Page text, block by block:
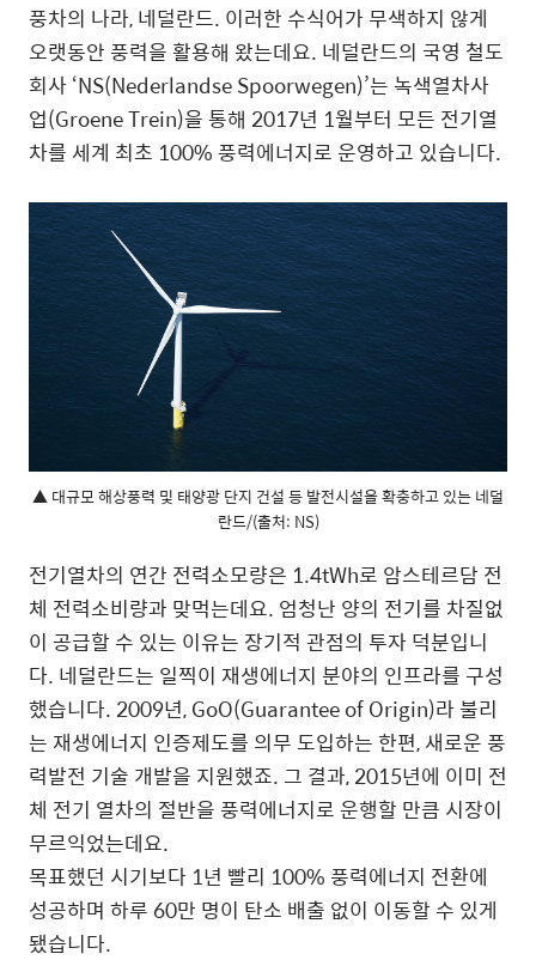
풍차의 나라, 네덜란드. 이러한 수식어가 무색하지 않게
오랫동안 풍력을 활용해 왔는데요. 네덜란드의 국영 철도
회사 ‘NS(Nederlandse Spoorwegen)’는 녹색열차사
업(Groene Trein)을 통해 2017년 1월부터 모든 전기열
차를 세계 최초 100% 풍력에너지로 운영하고 있습니다.
▲ 대규모 해상풍력 및 태양광 단지 건설 등 발전시설을 확충하고 있는 네덜
란드/(출처: NS)
전기열차의 연간 전력소모량은 1.4tWh로 암스테르담 전
체 전력소비량과 맞먹는데요. 엄청난 양의 전기를 차질없
이 공급할 수 있는 이유는 장기적 관점의 투자 덕분입니
다. 네덜란드는 일찍이 재생에너지 분야의 인프라를 구성
했습니다. 2009년, GoO(Guarantee of Origin)라 불리
는 재생에너지 인증제도를 의무 도입하는 한편, 새로운 풍
력발전 기술 개발을 지원했죠. 그 결과, 2015년에 이미 전
체 전기 열차의 절반을 풍력에너지로 운행할 만큼 시장이
무르익었는데요.
목표했던 시기보다 1년 빨리 100% 풍력에너지 전환에
성공하며 하루 60만 명이 탄소 배출 없이 이동할 수 있게
됐습니다.